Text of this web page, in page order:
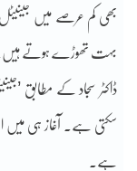
بھی کم عرصے میں
بہت تھوڑے ہوتے
ڈاکٹر سجاد کے مطابق
سکتی ہے۔ آغاز ہی میں
ہے۔